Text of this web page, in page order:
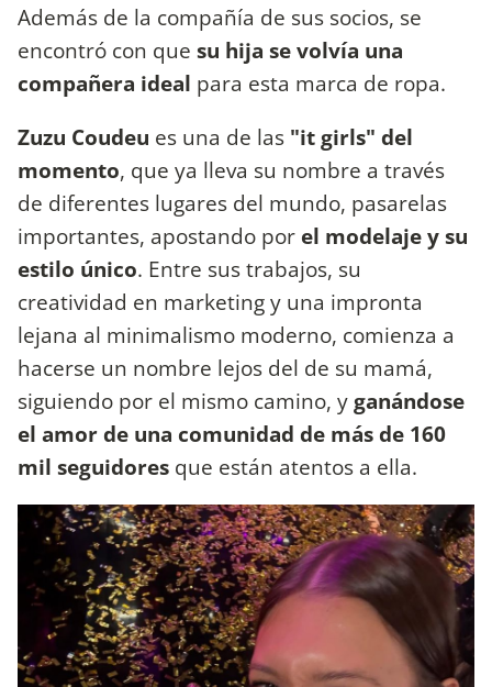
Además de la compañía de sus socios, se
encontró con que su hija se volvía una
compañera ideal para esta marca de ropa.
Zuzu Coudeu es una de las "it girls" del
momento, que ya lleva su nombre a través
de diferentes lugares del mundo, pasarelas
importantes, apostando por el modelaje y su
estilo único. Entre sus trabajos, su
creatividad en marketing y una impronta
lejana al minimalismo moderno, comienza a
hacerse un nombre lejos del de su mamá,
siguiendo por el mismo camino, yganándose
el amor de una comunidad de más de 160
mil seguidores que están atentos a ella.